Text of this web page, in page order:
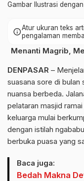
Gambar Ilustrasi dengan
infoAtur ukuran teks
pengalaman
Menanti Magrib,
DENPASAR –
suasana sore di bulan
nuansa berbeda.
pelataran masjid
keluarga mulai
dengan istilah
berbuka puasa yang
Baca juga:
Bedah Makna